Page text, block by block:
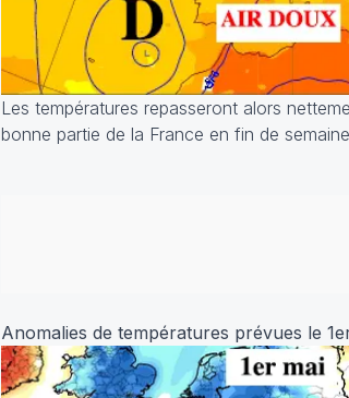
Les températures repasseront alors
bonne partie de la France en fin de
Anomalies de températures prévues le